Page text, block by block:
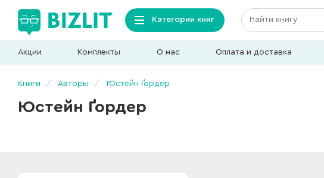
Категории книг
Акции Комплекты О нас Оплата и доставка
Книги Авторы Юстейн Ґордер
Юстейн Ґордер